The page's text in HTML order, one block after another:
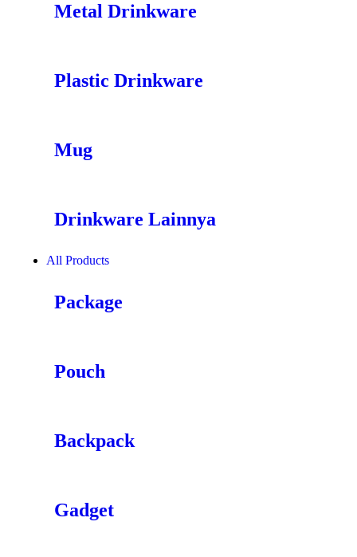
Metal Drinkware
Plastic Drinkware
Mug
Drinkware Lainnya
All Products
Package
Pouch
Backpack
Gadget